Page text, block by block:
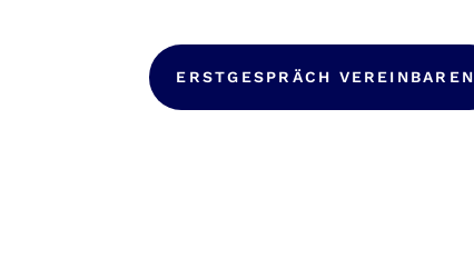
ERSTGESPRÄCH VEREINBAREN